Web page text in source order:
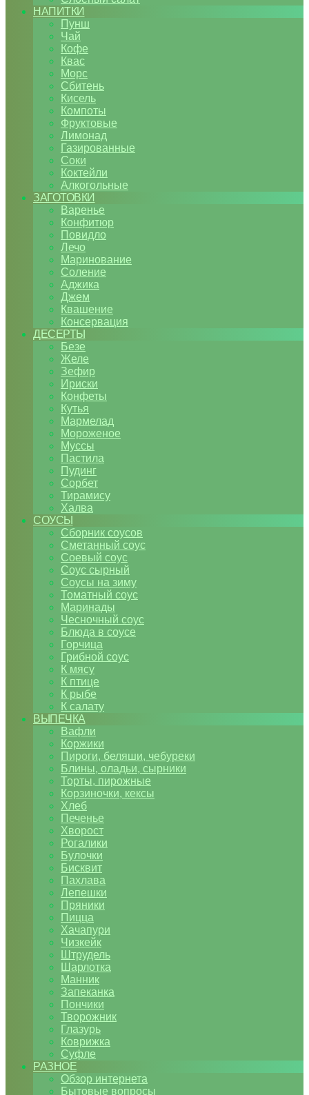
НАПИТКИ
Пунш
Чай
Кофе
Квас
Морс
Сбитень
Кисель
Компоты
Фруктовые
Лимонад
Газированные
Соки
Коктейли
Алкогольные
ЗАГОТОВКИ
Варенье
Конфитюр
Повидло
Лечо
Маринование
Соление
Аджика
Джем
Квашение
Консервация
ДЕСЕРТЫ
Безе
Желе
Зефир
Ириски
Конфеты
Кутья
Мармелад
Мороженое
Муссы
Пастила
Пудинг
Сорбет
Тирамису
Халва
СОУСЫ
Сборник соусов
Сметанный соус
Соевый соус
Соус сырный
Соусы на зиму
Томатный соус
Маринады
Чесночный соус
Блюда в соусе
Горчица
Грибной соус
К мясу
К птице
К рыбе
К салату
ВЫПЕЧКА
Вафли
Коржики
Пироги, беляши, чебуреки
Блины, оладьи, сырники
Торты, пирожные
Корзиночки, кексы
Хлеб
Печенье
Хворост
Рогалики
Булочки
Бисквит
Пахлава
Лепешки
Пряники
Пицца
Хачапури
Чизкейк
Штрудель
Шарлотка
Манник
Запеканка
Пончики
Творожник
Глазурь
Коврижка
Суфле
РАЗНОЕ
Обзор интернета
Бытовые вопросы